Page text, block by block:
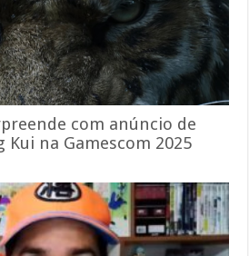
com anúncio de
Kui na Gamescom 2025